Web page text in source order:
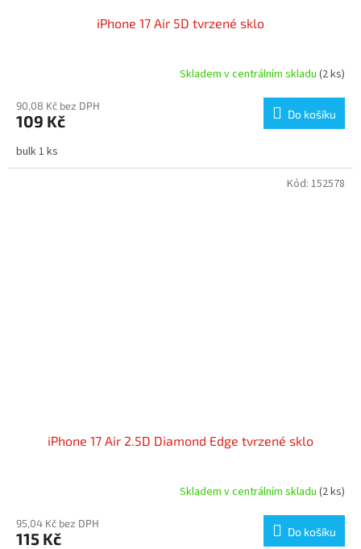
iPhone 17 Air 5D tvrzené sklo
Skladem v centrálním skladu (2 ks)
90,08 Kč bez DPH
109 Kč Do košíku
bulk 1 ks
iPhone 17 Air 2.5D Diamond Edge tvrzené sklo
Skladem v centrálním skladu (2 ks)
95,04 Kč bez DPH
115 Kč Do košíku
Kód: 152578